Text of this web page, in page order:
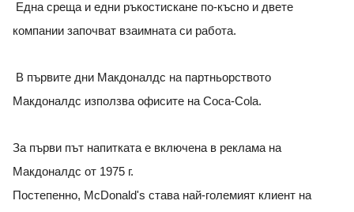
Една среща и едни ръкостискане по-късно и двете
компании започват взаимната си работа.
В първите дни Макдоналдс на партньорството
Макдоналдс използва офисите на Coca-Cola.
За първи път напитката е включена в реклама на
Макдоналдс от 1975 г.
Постепенно, McDonald's става най-големият клиент на